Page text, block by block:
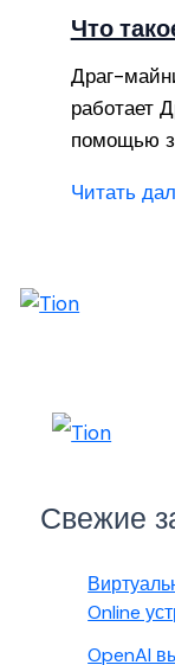
Что
Драг-
работает
помощью
Читать
Свежие
Online
OpenAI